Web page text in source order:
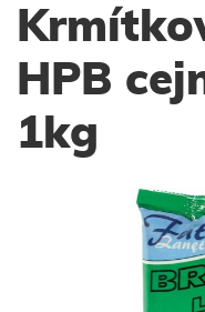
HPB
1kg